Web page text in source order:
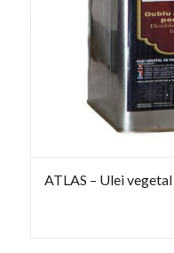
ATLAS – Ulei